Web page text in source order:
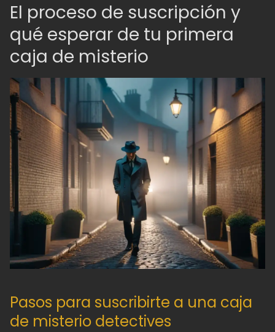
El proceso de suscripción y
qué esperar de tu primera
caja de misterio
Pasos para suscribirte a una caja
de misterio detectives